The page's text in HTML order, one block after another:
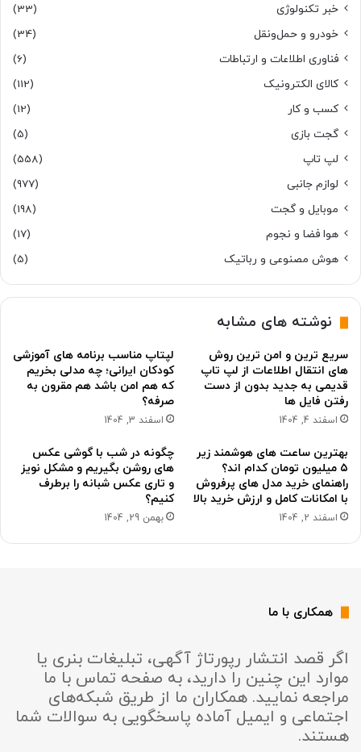
خبر تکنولوژی
(33)
خودرو و حمل‌و‌نقل
(34)
فناوری اطلاعات و ارتباطات
(6)
کالای الکترونیک
(112)
کسب و کار
(12)
گجت بازی
(5)
لپ تاپ
(558)
لوازم جانبی
(977)
موبایل و گجت
(198)
هوا فضا و نجوم
(17)
هوش مصنوعی و رباتیک
(5)
نوشته های مشابه
سریع ترین و امن ترین روش
های انتقال اطلاعات از لپ تاپ
قدیمی به جدید بدون از دست
رفتن فایل ها
اسفند 4, 1404
لپتاپ مناسب برنامه های آموزشی
کودکان ایرانی؛ چه مدلی بخریم
که هم امن باشد هم مقرون به
صرفه؟
اسفند 3, 1404
بهترین ساعت های هوشمند زیر
۵ میلیون تومان کدام اند؟
راهنمای خرید مدل های پرفروش
با امکانات کامل و ارزش خرید بالا
اسفند 2, 1404
چگونه در شب با گوشی عکس
های روشن بگیریم و مشکل نویز
و تاری عکس شبانه را برطرف
کنیم؟
بهمن 29, 1404
همکاری با ما
اگر قصد انتشار رپورتاژ آگهی، تبلیغات بنری یا
موارد این چنین را دارید، به صفحه تماس با ما
مراجعه نمایید. همکاران ما از طریق شبکه‌های
اجتماعی و ایمیل آماده پاسخگویی به سوالات شما
هستند.